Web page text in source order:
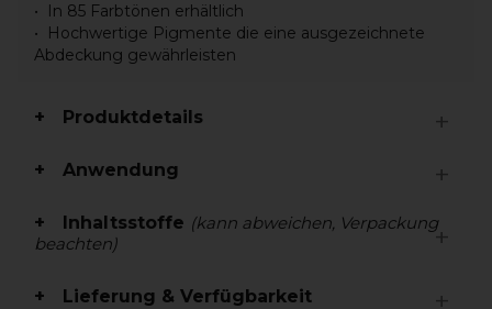
In 85 Farbtönen erhältlich
Hochwertige Pigmente die eine ausgezeichnete
Abdeckung gewährleisten
Produktdetails
Anwendung
Inhaltsstoffe (kann abweichen, Verpackung
beachten)
Lieferung & Verfügbarkeit